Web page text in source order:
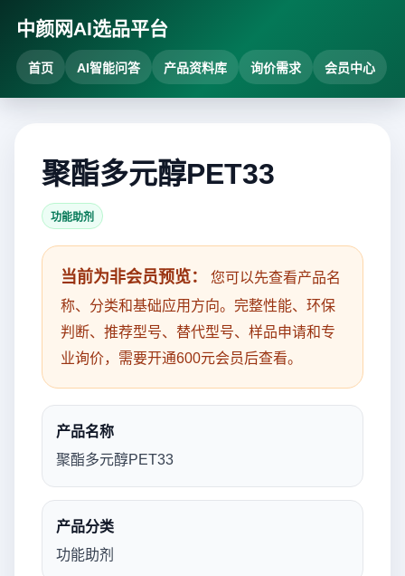
中颜网AI选品平台
首页 AI智能问答 产品资料库 询价需求 会员中心
聚酯多元醇PET33
功能助剂
当前为非会员预览：
您可以先查看产品名
称、分类和基础应用方向。完整性能、环保
判断、推荐型号、替代型号、样品申请和专
业询价，需要开通600元会员后查看。
产品名称
聚酯多元醇PET33
产品分类
功能助剂